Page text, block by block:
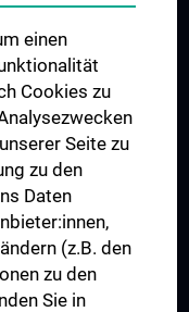
Allergieforschung
Immunologie
und
mediated immunity
einen
Cookies zu
Seite zu
zu den
Daten
(z.B. den
zu den
Sie in